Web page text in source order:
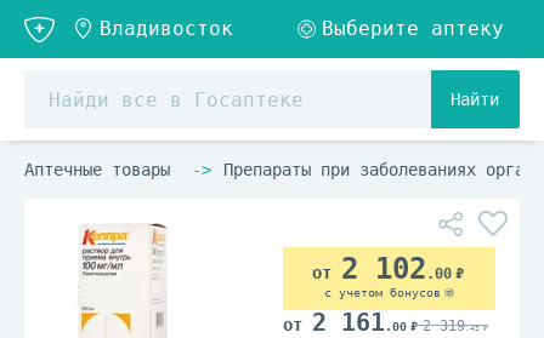
Найти
Аптечные товары Препараты при заболеваниях
2 102 .00
с учетом бонусов
2 161 .00 2 319.42